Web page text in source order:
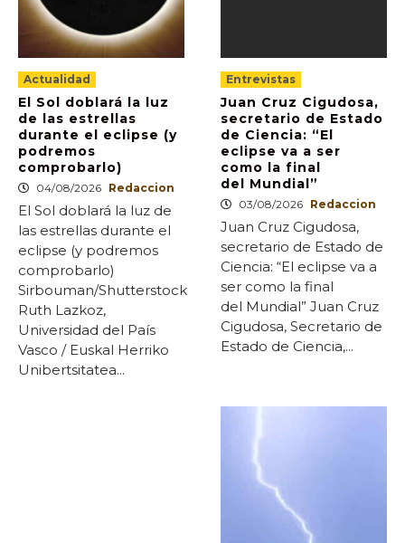
Actualidad
El Sol doblará la luz
de las estrellas
durante el eclipse (y
podremos
comprobarlo)
04/08/2026 Redaccion
El Sol doblará la luz de
las estrellas durante el
eclipse (y podremos
comprobarlo)
Sirbouman/Shutterstock
Ruth Lazkoz,
Universidad del País
Vasco / Euskal Herriko
Unibertsitatea...
Entrevistas
Juan Cruz Cigudosa,
secretario de Estado
de Ciencia: “El
eclipse va a ser
como la final
del Mundial”
03/08/2026 Redaccion
Juan Cruz Cigudosa,
secretario de Estado de
Ciencia: “El eclipse va a
ser como la final
del Mundial” Juan Cruz
Cigudosa, Secretario de
Estado de Ciencia,...